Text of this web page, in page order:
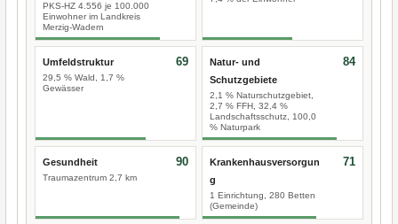
PKS-HZ 4.556 je 100.000
Einwohner im Landkreis
Merzig-Wadern
Umfeldstruktur
29,5 % Wald, 1,7 %
Gewässer
69
Natur- und
Schutzgebiete
2,1 % Naturschutzgebiet,
2,7 % FFH, 32,4 %
Landschaftsschutz, 100,0
% Naturpark
84
Gesundheit
Traumazentrum 2,7 km
90
Krankenhausversorgun
g
1 Einrichtung, 280 Betten
(Gemeinde)
71